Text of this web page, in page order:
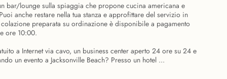
bar/lounge sulla spiaggia che propone cucina americana e
anche restare nella tua stanza e approfittare del servizio in
preparata su ordinazione è disponibile a pagamento
ore 10:00.
a Internet via cavo, un business center aperto 24 ore su 24 e
un evento a Jacksonville Beach? Presso un hotel ...